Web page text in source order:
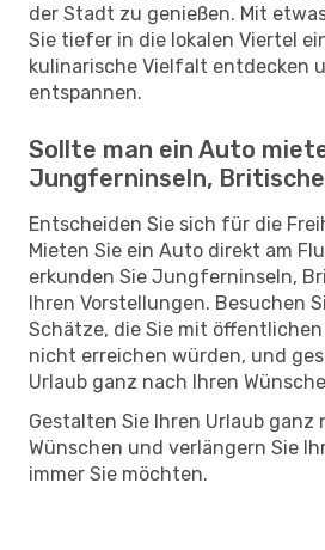
der Stadt zu genießen. Mit
Sie tiefer in die lokalen Viertel
kulinarische Vielfalt entdecken
entspannen.
Sollte man ein Auto
Jungferninseln,
Entscheiden Sie sich für die
Mieten Sie ein Auto direkt am
erkunden Sie Jungferninseln,
Ihren Vorstellungen. Besuchen
Schätze, die Sie mit
nicht erreichen würden, und
Urlaub ganz nach Ihren
Gestalten Sie Ihren Urlaub ganz
Wünschen und verlängern Sie
immer Sie möchten.